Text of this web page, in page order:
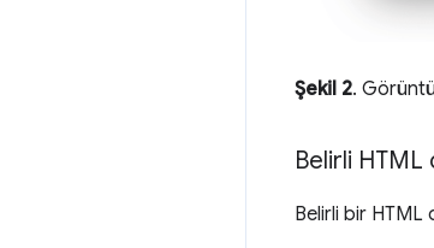
Şekil 2.
Belirli
Belirli bir